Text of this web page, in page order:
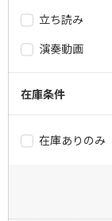
立ち読み
演奏動画
在庫条件
在庫ありのみ